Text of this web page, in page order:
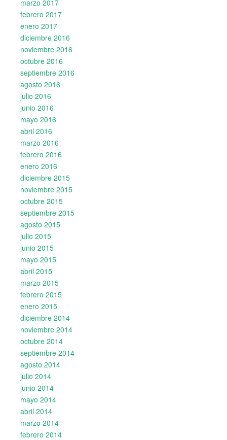
marzo 2017
febrero 2017
enero 2017
diciembre 2016
noviembre 2016
octubre 2016
septiembre 2016
agosto 2016
julio 2016
junio 2016
mayo 2016
abril 2016
marzo 2016
febrero 2016
enero 2016
diciembre 2015
noviembre 2015
octubre 2015
septiembre 2015
agosto 2015
julio 2015
junio 2015
mayo 2015
abril 2015
marzo 2015
febrero 2015
enero 2015
diciembre 2014
noviembre 2014
octubre 2014
septiembre 2014
agosto 2014
julio 2014
junio 2014
mayo 2014
abril 2014
marzo 2014
febrero 2014